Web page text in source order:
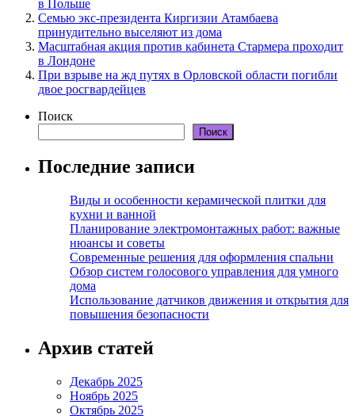
в Польше
Семью экс-президента Киргизии Атамбаева
принудительно выселяют из дома
Масштабная акция против кабинета Стармера проходит
в Лондоне
При взрыве на жд путях в Орловской области погибли
двое росгвардейцев
Поиск
Поиск
Последние записи
Виды и особенности керамической плитки для
кухни и ванной
Планирование электромонтажных работ: важные
нюансы и советы
Современные решения для оформления спальни
Обзор систем голосового управления для умного
дома
Использование датчиков движения и открытия для
повышения безопасности
Архив статей
Декабрь 2025
Ноябрь 2025
Октябрь 2025